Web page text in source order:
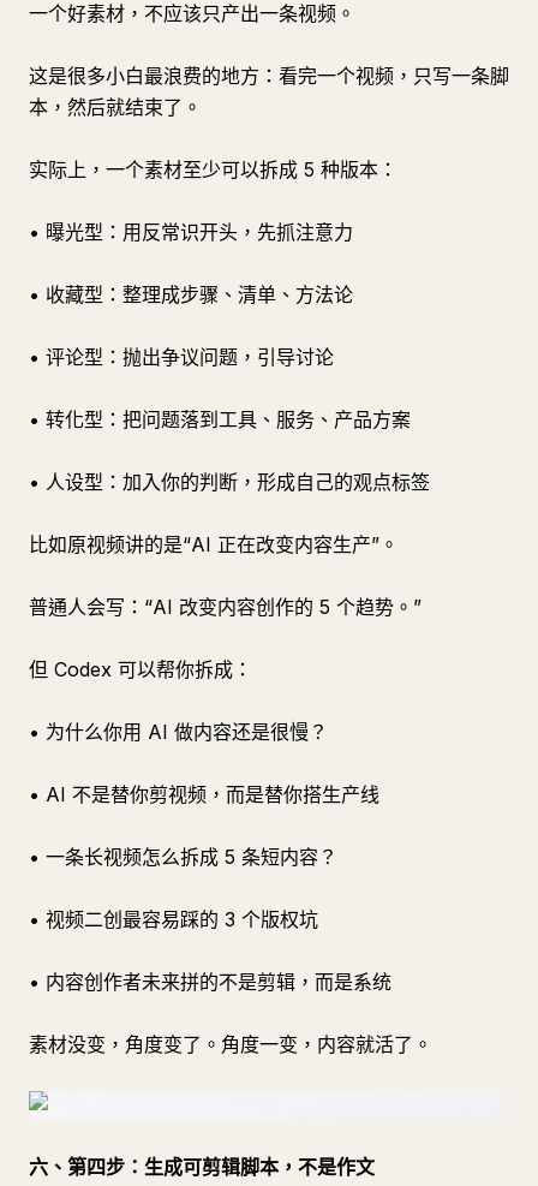
一个好素材，不应该只产出一条视频。
这是很多小白最浪费的地方：看完一个视频，只写一条脚
本，然后就结束了。
实际上，一个素材至少可以拆成 5 种版本：
• 曝光型：用反常识开头，先抓注意力
• 收藏型：整理成步骤、清单、方法论
• 评论型：抛出争议问题，引导讨论
• 转化型：把问题落到工具、服务、产品方案
• 人设型：加入你的判断，形成自己的观点标签
比如原视频讲的是“AI 正在改变内容生产”。
普通人会写：“AI 改变内容创作的 5 个趋势。”
但 Codex 可以帮你拆成：
• 为什么你用 AI 做内容还是很慢？
• AI 不是替你剪视频，而是替你搭生产线
• 一条长视频怎么拆成 5 条短内容？
• 视频二创最容易踩的 3 个版权坑
• 内容创作者未来拼的不是剪辑，而是系统
素材没变，角度变了。角度一变，内容就活了。
六、第四步：生成可剪辑脚本，不是作文